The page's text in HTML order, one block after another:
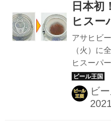
ライ』『
ト』『ハ
売してい
となる。
の「スマ
る飲酒」
人もお互
を目指す
日本初
ヒスー
ッキ缶
ら“ジ
まま飲
缶！
アサヒビ
（火）に
ヒスーパ
題を集め
きめ細か
ジョッキ
ビ